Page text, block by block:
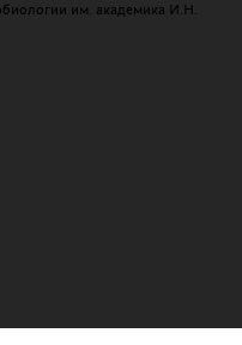
им. академика И.Н.